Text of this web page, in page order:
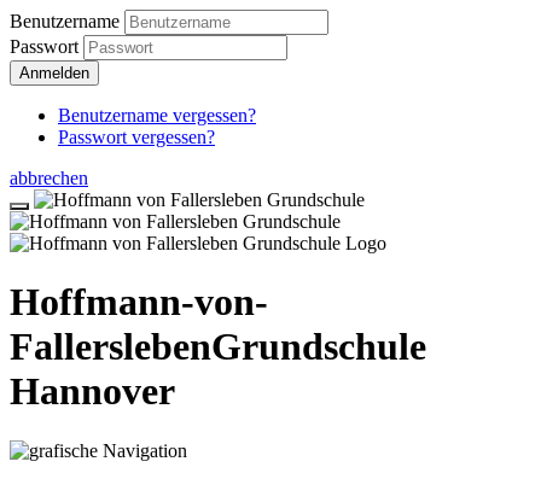
Benutzername
Passwort
Anmelden
Benutzername vergessen?
Passwort vergessen?
abbrechen
Hoffmann-von-
FallerslebenGrundschule
Hannover